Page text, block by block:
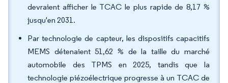
devraient afficher le TCAC le plus rapide de 8,17 %
jusqu'en 2031.
Par technologie de capteur, les dispositifs capacitifs
MEMS détenaient 51,62 % de la taille du marché
automobile des TPMS en 2025, tandis que la
technologie piézoélectrique progresse à un TCAC de